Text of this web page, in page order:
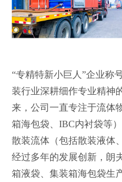
“专精特新小巨人”企业称
装行业深耕细作专业精神
来，公司一直专注于流体
箱海包袋、IBC内衬袋等
散装流体（包括散装液体
经过多年的发展创新，朗
箱液袋、集装箱海包袋生